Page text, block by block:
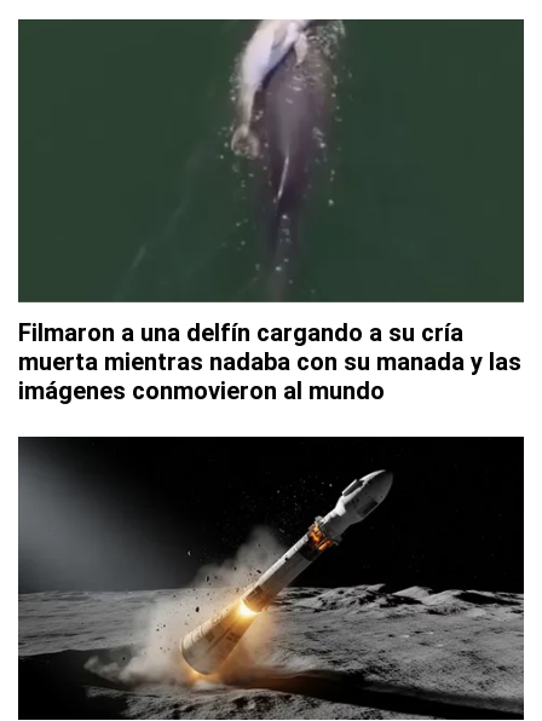
Filmaron a una delfín cargando a su cría
muerta mientras nadaba con su manada y las
imágenes conmovieron al mundo